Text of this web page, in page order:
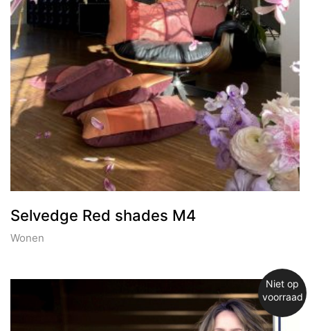
Selvedge Red shades M4
Wonen
Niet op
voorraad